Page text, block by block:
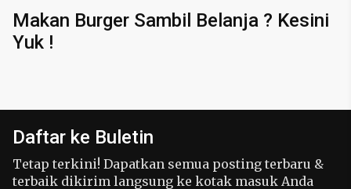
Makan Burger Sambil Belanja ? Kesini
Yuk !
Daftar ke Buletin
Tetap terkini! Dapatkan semua posting terbaru &
terbaik dikirim langsung ke kotak masuk Anda